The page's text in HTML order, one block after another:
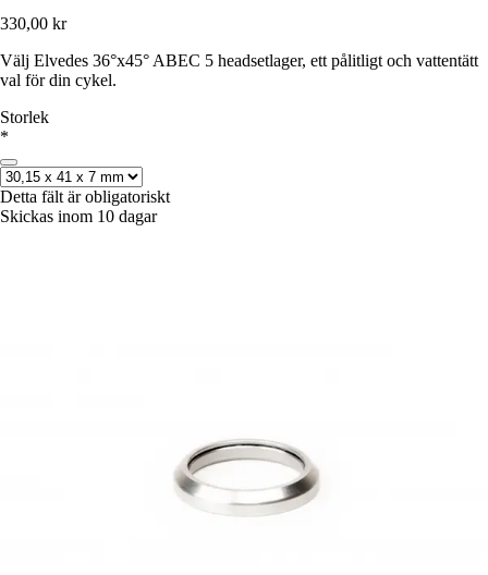
330,00 kr
Välj Elvedes 36°x45° ABEC 5 headsetlager, ett pålitligt och vattentätt
val för din cykel.
Storlek
*
Detta fält är obligatoriskt
Skickas inom 10 dagar